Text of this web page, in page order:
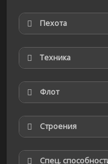
Пехота
Техника
Флот
Строения
Спец.